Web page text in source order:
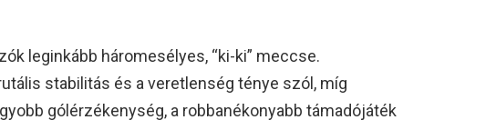
leginkább háromesélyes, “ki-ki” meccse.
stabilitás és a veretlenség ténye szól, míg
gólérzékenység, a robbanékonyabb támadójáték